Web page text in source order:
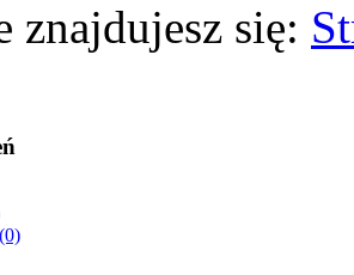
znajdujesz się:
(0)